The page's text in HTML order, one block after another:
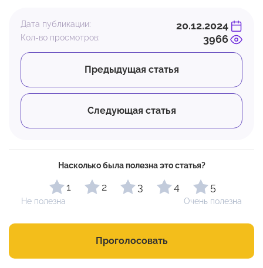
Дата публикации: 20.12.2024
Кол-во просмотров: 3966
Предыдущая статья
Следующая статья
Насколько была полезна это статья?
1 2 3 4 5
Не полезна Очень полезна
Проголосовать